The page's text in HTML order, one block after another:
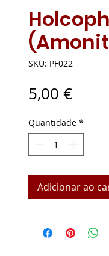
SKU: PF022
5,00 €Preço
Quantidade *
Adicionar ao